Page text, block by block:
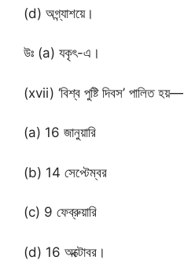
(d) অগ্ন্যাশয়ে।
উঃ (a) যকৃৎ-এ।
(xvii) ‘বিশ্ব পুষ্টি দিবস’ পালিত হয়—
(a) 16 জানুয়ারি
(b) 14 সেপ্টেম্বর
(c) 9 ফেব্রুয়ারি
(d) 16 অক্টোবর।